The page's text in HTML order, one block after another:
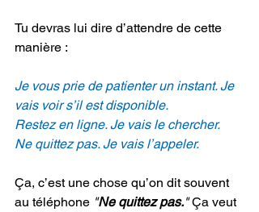
Tu devras lui dire d’attendre de cette
manière :
Je vous prie de patienter un instant. Je
vais voir s’il est disponible.
Restez en ligne. Je vais le chercher.
Ne quittez pas. Je vais l’appeler.
Ça, c’est une chose qu’on dit souvent
au téléphone "Ne quittez pas." Ça veut